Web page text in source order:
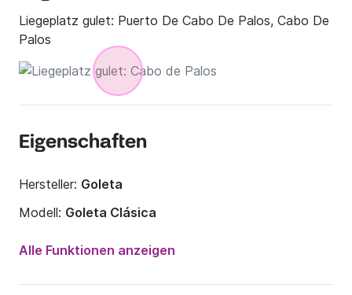
Liegeplatz gulet: Puerto De Cabo De Palos, Cabo De
Palos
Eigenschaften
Hersteller: Goleta
Modell: Goleta Clásica
Alle Funktionen anzeigen